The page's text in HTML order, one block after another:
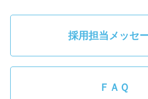
採用担当メッセ
ＦＡＱ